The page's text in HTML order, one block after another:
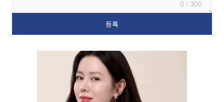
0 / 300